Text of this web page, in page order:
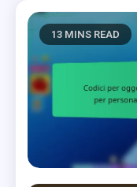
13 MINS READ